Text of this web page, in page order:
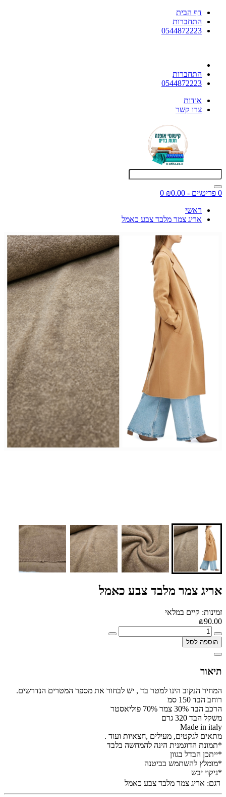
דף הבית
התחברות
0544872223
התחברות
0544872223
אודות
צרו קשר
0 פריט\ים - ₪0.00
0
ראשי
אריג צמר מלבד צבע כאמל
אריג צמר מלבד צבע כאמל
זמינות: קיים במלאי
₪90.00
הוספה לסל
תיאור
המחיר הנקוב הינו למטר בד , יש לבחור את מספר המטרים הנדרשים.
רוחב הבד 150 סמ
הרכב הבד 30% צמר 70% פוליאסטר
משקל הבד 320 גרם
Made in italy
מתאים לגקטים, מעילים ,חצאיות ועוד .
*תמונת הדוגמנית הינה להמחשה בלבד
*ייתכן הבדל בגוון
*מומלץ להשתמש בביטנה
*ניקוי יבש
דגם: אריג צמר מלבד צבע כאמל